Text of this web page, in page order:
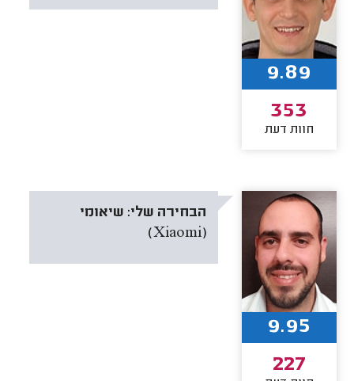
9.89
353
חוות דעת
הבחירה שלי: שיאומי
(Xiaomi)
9.95
227